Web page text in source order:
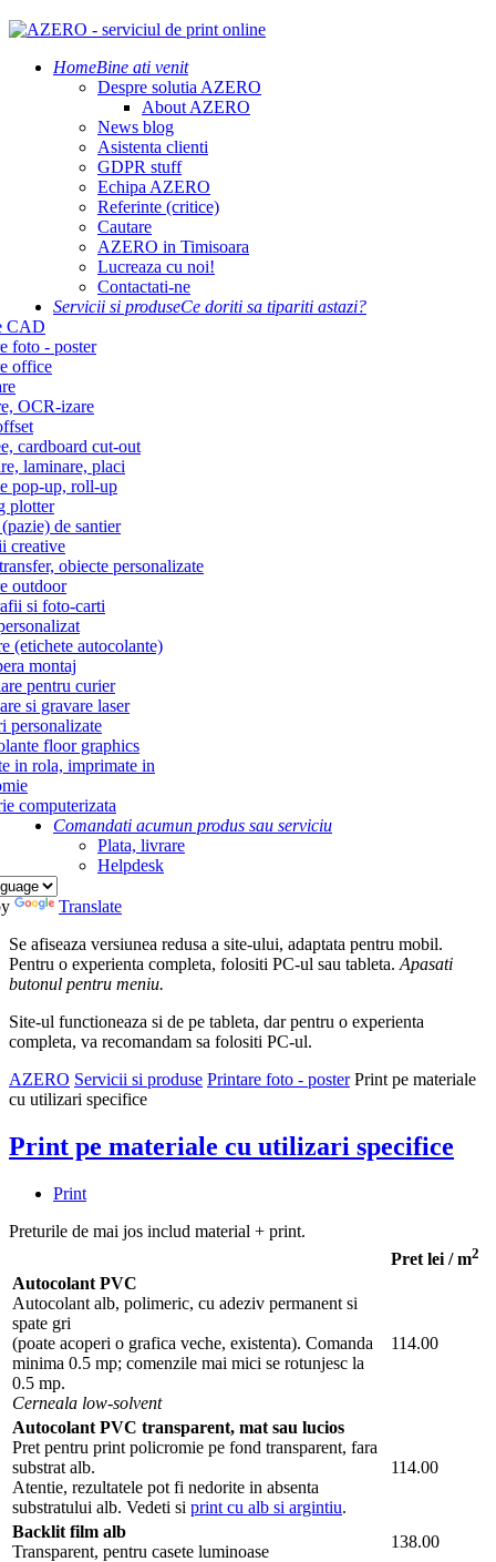
HomeBine ati venit
Despre solutia AZERO
About AZERO
News blog
Asistenta clienti
GDPR stuff
Echipa AZERO
Referinte (critice)
Cautare
AZERO in Timisoara
Lucreaza cu noi!
Contactati-ne
Servicii si produseCe doriti sa tipariti astazi?
CAD
foto - poster
office
OCR-izare
cardboard cut-out
laminare, placi
pop-up, roll-up
plotter
de santier
creative
obiecte personalizate
outdoor
si foto-carti
(etichete autocolante)
montaj
pentru curier
si gravare laser
personalizate
floor graphics
in rola, imprimate in
computerizata
Comandati acumun produs sau serviciu
Plata, livrare
Helpdesk
Translate
Se afiseaza versiunea redusa a site-ului, adaptata pentru mobil.
Pentru o experienta completa, folositi PC-ul sau tableta. Apasati
butonul pentru meniu.
Site-ul functioneaza si de pe tableta, dar pentru o experienta
completa, va recomandam sa folositi PC-ul.
AZERO Servicii si produse Printare foto - poster Print pe materiale
cu utilizari specifice
Print pe materiale cu utilizari specifice
Print
Preturile de mai jos includ material + print.
Pret lei / m2
Autocolant PVC
Autocolant alb, polimeric, cu adeziv permanent si
spate gri
(poate acoperi o grafica veche, existenta). Comanda
minima 0.5 mp; comenzile mai mici se rotunjesc la
0.5 mp.
Cerneala low-solvent
114.00
Autocolant PVC transparent, mat sau lucios
Pret pentru print policromie pe fond transparent, fara
substrat alb.
Atentie, rezultatele pot fi nedorite in absenta
substratului alb. Vedeti si print cu alb si argintiu.
114.00
Backlit film alb
Transparent, pentru casete luminoase
138.00